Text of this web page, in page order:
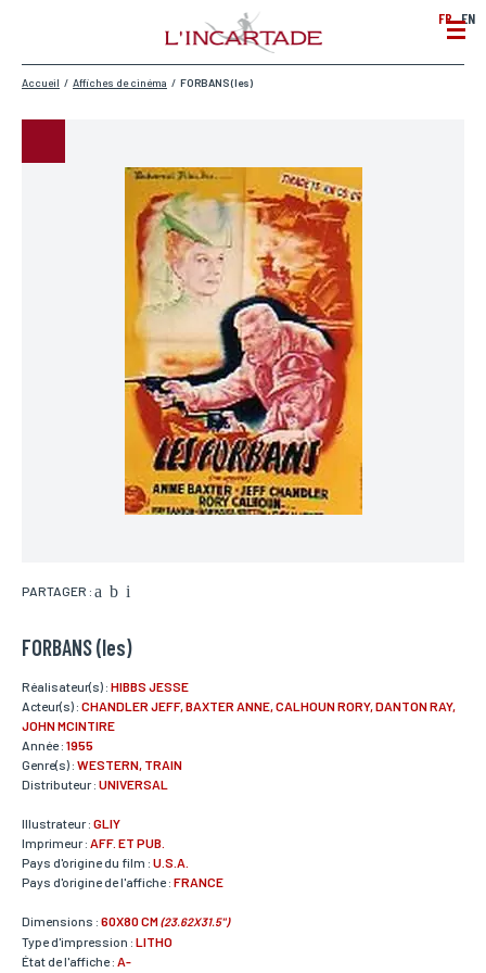
FR EN
Accueil / Affiches de cinéma / FORBANS (les)
PARTAGER :
FORBANS (les)
Réalisateur(s) : HIBBS JESSE
Acteur(s) : CHANDLER JEFF, BAXTER ANNE, CALHOUN RORY, DANTON RAY,
JOHN MCINTIRE
Année : 1955
Genre(s) : WESTERN, TRAIN
Distributeur : UNIVERSAL
Illustrateur : GLIY
Imprimeur : AFF. ET PUB.
Pays d'origine du film : U.S.A.
Pays d'origine de l'affiche : FRANCE
Dimensions : 60X80 CM(23.62X31.5")
Type d'impression : LITHO
État de l'affiche : A-